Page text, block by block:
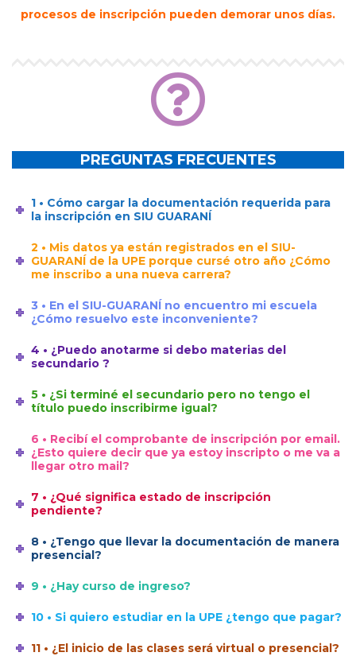
procesos de inscripción pueden demorar unos días.
PREGUNTAS FRECUENTES
1 • Cómo cargar la documentación requerida para
la inscripción en SIU GUARANÍ
2 • Mis datos ya están registrados en el SIU-
GUARANÍ de la UPE porque cursé otro año ¿Cómo
me inscribo a una nueva carrera?
3 • En el SIU-GUARANÍ no encuentro mi escuela
¿Cómo resuelvo este inconveniente?
4 • ¿Puedo anotarme si debo materias del
secundario ?
5 • ¿Si terminé el secundario pero no tengo el
título puedo inscribirme igual?
6 • Recibí el comprobante de inscripción por email.
¿Esto quiere decir que ya estoy inscripto o me va a
llegar otro mail?
7 • ¿Qué significa estado de inscripción
pendiente?
8 • ¿Tengo que llevar la documentación de manera
presencial?
9 • ¿Hay curso de ingreso?
10 • Si quiero estudiar en la UPE ¿tengo que pagar?
11 • ¿El inicio de las clases será virtual o presencial?